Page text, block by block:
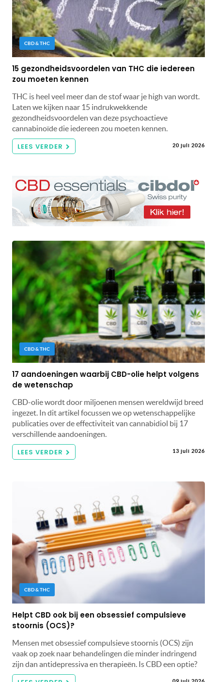
CBD & THC
15 gezondheidsvoordelen van THC die iedereen
zou moeten kennen
THC is heel veel meer dan de stof waar je high van wordt.
Laten we kijken naar 15 indrukwekkende
gezondheidsvoordelen van deze psychoactieve
cannabinoïde die iedereen zou moeten kennen.
LEES VERDER 20 juli 2026
CBD & THC
17 aandoeningen waarbij CBD-olie helpt volgens
de wetenschap
CBD-olie wordt door miljoenen mensen wereldwijd breed
ingezet. In dit artikel focussen we op wetenschappelijke
publicaties over de effectiviteit van cannabidiol bij 17
verschillende aandoeningen.
LEES VERDER 13 juli 2026
CBD & THC
Helpt CBD ook bij een obsessief compulsieve
stoornis (OCS)?
Mensen met obsessief compulsieve stoornis (OCS) zijn
vaak op zoek naar behandelingen die minder indringend
zijn dan antidepressiva en therapieën. Is CBD een optie?